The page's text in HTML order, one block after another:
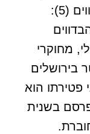
החוברת - "רשימות בנושא הבדווים (5):
מחוקרי
בירושלים
ינואר 2025. לפני פטירתו הוא
בשנית